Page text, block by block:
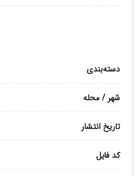
دسته‌بندی
شهر / محله
تاریخ انتشار
کد فایل